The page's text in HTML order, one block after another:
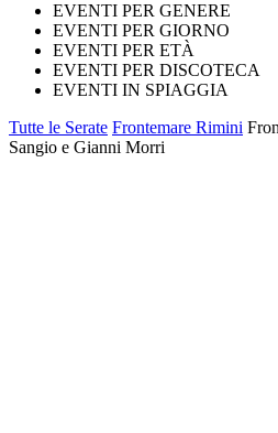
EVENTI PER GENERE
EVENTI PER GIORNO
EVENTI PER ETÀ
EVENTI PER DISCOTECA
EVENTI IN SPIAGGIA
Tutte le Serate Frontemare Rimini
Sangio e Gianni Morri